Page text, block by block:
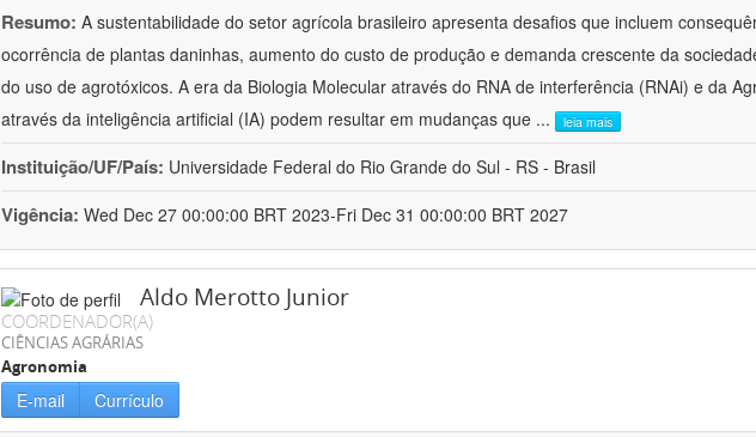
Resumo: A sustentabilidade do setor agrícola brasileiro apresenta desafios que incluem
ocorrência de plantas daninhas, aumento do custo de produção e demanda crescente da
do uso de agrotóxicos. A era da Biologia Molecular através do RNA de interferência (RNAi) e da
através da inteligência artificial (IA) podem resultar em mudanças que ... leia mais
Instituição/UF/País: Universidade Federal do Rio Grande do Sul - RS - Brasil
Vigência: Wed Dec 27 00:00:00 BRT 2023-Fri Dec 31 00:00:00 BRT 2027
Aldo Merotto Junior
COORDENADOR(A)
CIÊNCIAS AGRÁRIAS
Agronomia
E-mail Currículo